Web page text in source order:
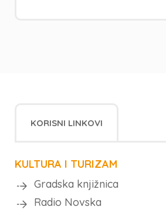
KORISNI LINKOVI
KULTURA I TURIZAM
Gradska knjižnica
Radio Novska